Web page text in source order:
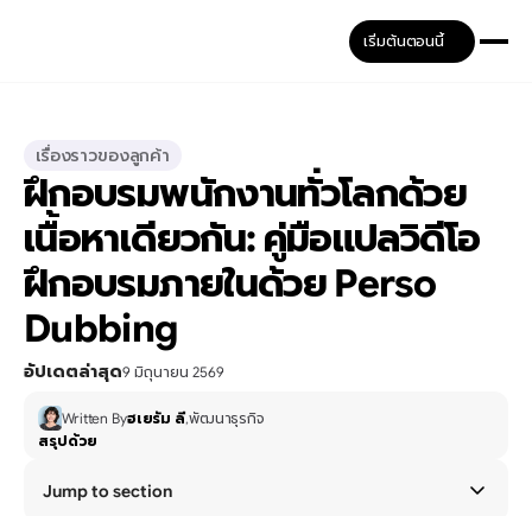
เริ่มต้นตอนนี้
เรื่องราวของลูกค้า
ฝึกอบรมพนักงานทั่วโลกด้วย
เนื้อหาเดียวกัน: คู่มือแปลวิดีโอ
ฝึกอบรมภายในด้วย Perso
Dubbing
อัปเดตล่าสุด9 มิถุนายน 2569
Written Byฮเยรัม ลี,พัฒนาธุรกิจ
สรุปด้วย
Jump to section